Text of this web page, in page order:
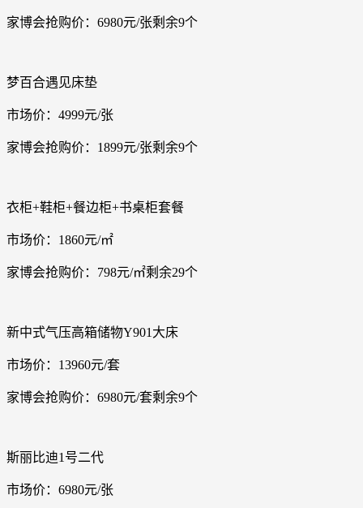
家博会抢购价：6980元/张剩余9个
梦百合遇见床垫
市场价：4999元/张
家博会抢购价：1899元/张剩余9个
衣柜+鞋柜+餐边柜+书桌柜套餐
市场价：1860元/㎡
家博会抢购价：798元/㎡剩余29个
新中式气压高箱储物Y901大床
市场价：13960元/套
家博会抢购价：6980元/套剩余9个
斯丽比迪1号二代
市场价：6980元/张